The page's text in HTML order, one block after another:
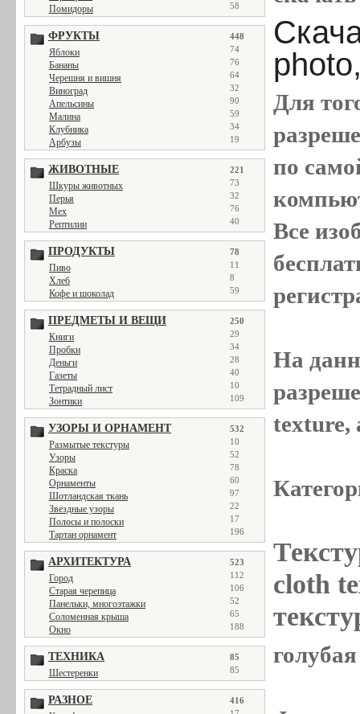
Помидоры 58
ФРУКТЫ 448
Яблоки 74
Бананы 76
Черешня и вишня 64
Виноград 32
Апельсины 90
Малина 59
Клубника 34
Арбузы 19
ЖИВОТНЫЕ 221
Шкуры животных 73
Перья 32
Мех 76
Рептилии 40
ПРОДУКТЫ 78
Пиво 11
Хлеб 8
Кофе и шоколад 59
ПРЕДМЕТЫ И ВЕЩИ 250
Книги 29
Пробки 34
Деньги 28
Газеты 40
Тетрадный лист 10
Зонтики 109
УЗОРЫ И ОРНАМЕНТ 532
Размытые текстуры 10
Узоры 52
Краска 78
Орнаменты 60
Шотландская ткань 97
Звездные узоры 22
Полосы и полоски 17
Тартан орнамент 196
АРХИТЕКТУРА 523
Город 112
Старая черепица 106
Панельки, многоэтажки 52
Соломенная крыша 65
Окно 188
ТЕХНИКА 85
Шестеренки 85
РАЗНОЕ 416
Для
по
Все
На
texture,
cloth